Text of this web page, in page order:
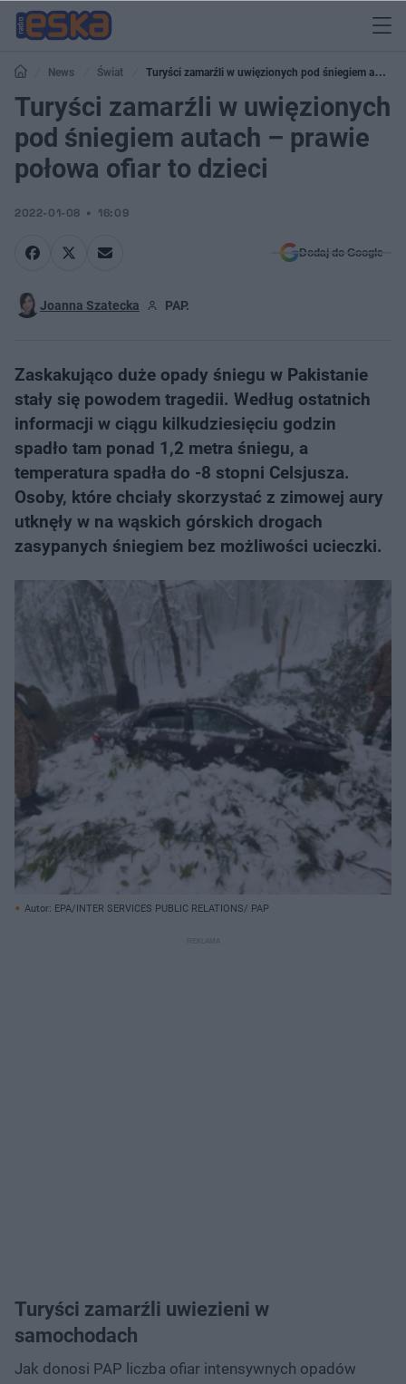
News Świat
Turyści zamarźli w uwięzionych pod śniegiem autach
– prawie połowa ofiar to dzieci
Turyści zamarźli w uwięzionych
pod śniegiem autach – prawie
połowa ofiar to dzieci
2022-01-08 16:09
Dodaj do Google
Joanna Szatecka PAP.
Zaskakująco duże opady śniegu w Pakistanie
stały się powodem tragedii. Według ostatnich
informacji w ciągu kilkudziesięciu godzin
spadło tam ponad 1,2 metra śniegu, a
temperatura spadła do -8 stopni Celsjusza.
Osoby, które chciały skorzystać z zimowej aury
utknęły w na wąskich górskich drogach
zasypanych śniegiem bez możliwości ucieczki.
Autor: EPA/INTER SERVICES PUBLIC RELATIONS/ PAP
Turyści zamarźli uwiezieni w
samochodach
Jak donosi PAP liczba ofiar intensywnych opadów